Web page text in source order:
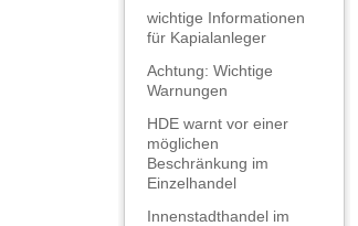
wichtige Informationen
für Kapialanleger
Achtung: Wichtige
Warnungen
HDE warnt vor einer
möglichen
Beschränkung im
Einzelhandel
Innenstadthandel im